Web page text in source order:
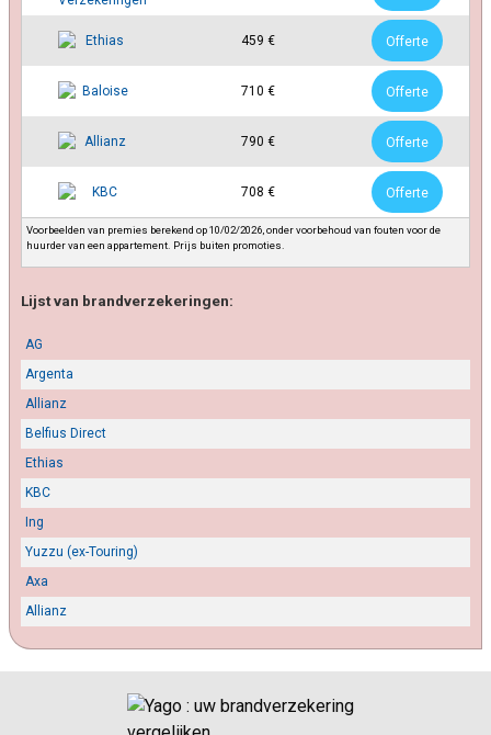
459 € Offerte
710 € Offerte
790 € Offerte
708 € Offerte
Voorbeelden van premies berekend op 10/02/2026, onder voorbehoud van fouten voor de
huurder van een appartement. Prijs buiten promoties.
Lijst van brandverzekeringen:
AG
Argenta
Allianz
Belfius Direct
Ethias
KBC
Ing
Yuzzu (ex-Touring)
Axa
Allianz